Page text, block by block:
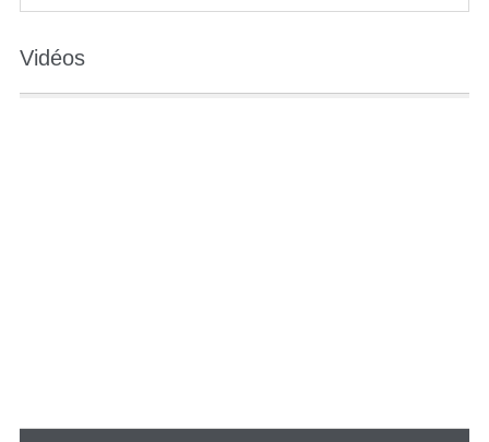
Vidéos